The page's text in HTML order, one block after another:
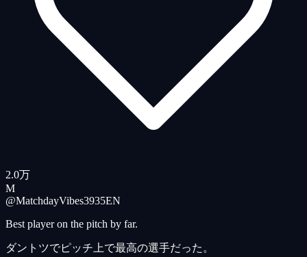
2.0万
M
@MatchdayVibes3935EN
Best player on the pitch by far.
ダントツでピッチ上で最高の選手だった。